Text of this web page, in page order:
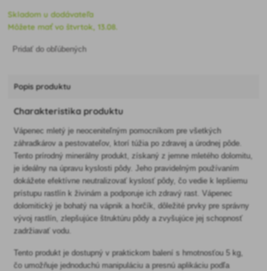
Skladom u dodávateľa
Môžete mať vo štvrtok, 13.08.
Pridať do obľúbených
Popis produktu
Charakteristika produktu
Vápenec mletý je neoceniteľným pomocníkom pre všetkých
záhradkárov a pestovateľov, ktorí túžia po zdravej a úrodnej pôde.
Tento prírodný minerálny produkt, získaný z jemne mletého dolomitu,
je ideálny na úpravu kyslosti pôdy. Jeho pravidelným používaním
dokážete efektívne neutralizovať kyslosť pôdy, čo vedie k lepšiemu
prístupu rastlín k živinám a podporuje ich zdravý rast. Vápenec
dolomitický je bohatý na vápnik a horčík, dôležité prvky pre správny
vývoj rastlín, zlepšujúce štruktúru pôdy a zvyšujúce jej schopnosť
zadržiavať vodu.
Tento produkt je dostupný v praktickom balení s hmotnosťou 5 kg,
čo umožňuje jednoduchú manipuláciu a presnú aplikáciu podľa